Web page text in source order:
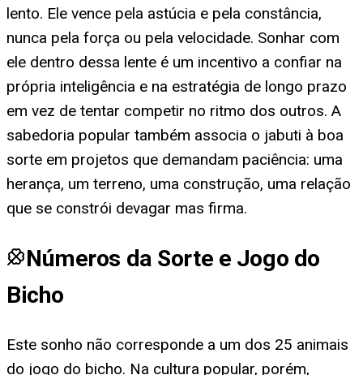
lento. Ele vence pela astúcia e pela constância,
nunca pela força ou pela velocidade. Sonhar com
ele dentro dessa lente é um incentivo a confiar na
própria inteligência e na estratégia de longo prazo
em vez de tentar competir no ritmo dos outros. A
sabedoria popular também associa o jabuti à boa
sorte em projetos que demandam paciência: uma
herança, um terreno, uma construção, uma relação
que se constrói devagar mas firma.
Números da Sorte e Jogo do
Bicho
Este sonho não corresponde a um dos 25 animais
do jogo do bicho. Na cultura popular, porém,